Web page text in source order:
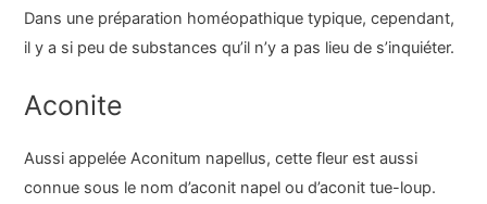
Dans une préparation homéopathique typique, cependant,
il y a si peu de substances qu’il n’y a pas lieu de s’inquiéter.
Aconite
Aussi appelée Aconitum napellus, cette fleur est aussi
connue sous le nom d’aconit napel ou d’aconit tue-loup.